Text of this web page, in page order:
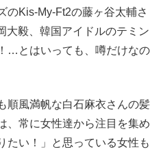
のKis-My-Ft2の藤ヶ谷太輔さ
大毅、韓国アイドルのテミン
…とはいっても、噂だけなの
順風満帆な白石麻衣さんの髪
、常に女性達から注目を集め
たい！」と思っている女性も